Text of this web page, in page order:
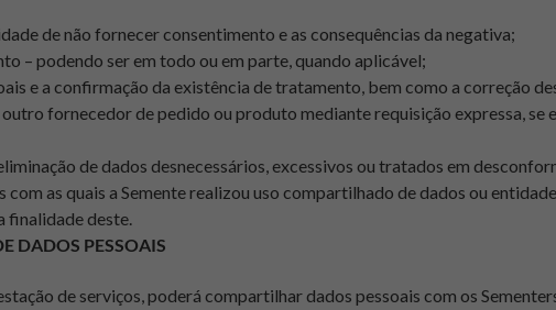
de não fornecer consentimento e as consequências da negativa;
– podendo ser em todo ou em parte, quando aplicável;
e a confirmação da existência de tratamento, bem como a correção
fornecedor de pedido ou produto mediante requisição expressa, se
de dados desnecessários, excessivos ou tratados em
as quais a Semente realizou uso compartilhado de dados ou
finalidade deste.
DADOS PESSOAIS
de serviços, poderá compartilhar dados pessoais com os